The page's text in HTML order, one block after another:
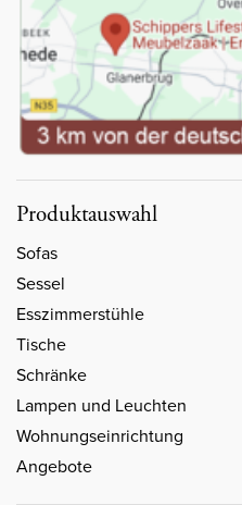
Produktauswahl
Sofas
Sessel
Esszimmerstühle
Tische
Schränke
Lampen und Leuchten
Wohnungseinrichtung
Angebote